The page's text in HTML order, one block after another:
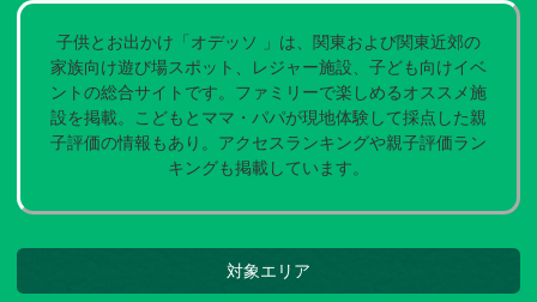
子供とお出かけ「オデッソ 」は、関東および関東近郊の
家族向け遊び場スポット、レジャー施設、子ども向けイベ
ントの総合サイトです。ファミリーで楽しめるオススメ施
設を掲載。こどもとママ・パパが現地体験して採点した親
子評価の情報もあり。アクセスランキングや親子評価ラン
キングも掲載しています。
対象エリア